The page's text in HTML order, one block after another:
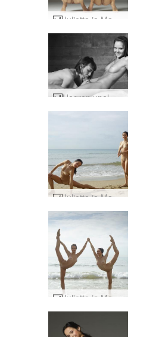
Julietta ja Magdalena rantavoimistelu #14